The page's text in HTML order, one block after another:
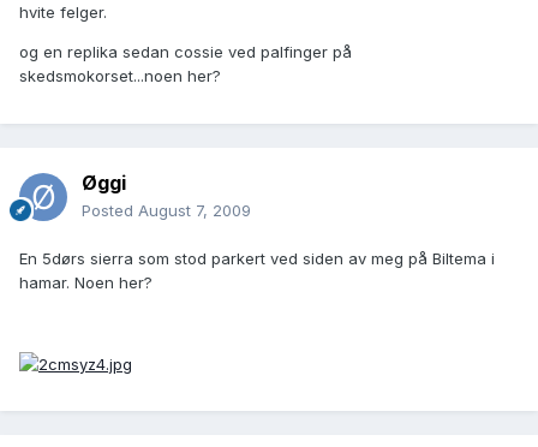
hvite felger.
og en replika sedan cossie ved palfinger på
skedsmokorset...noen her?
Øggi
Posted August 7, 2009
En 5dørs sierra som stod parkert ved siden av meg på Biltema i
hamar. Noen her?